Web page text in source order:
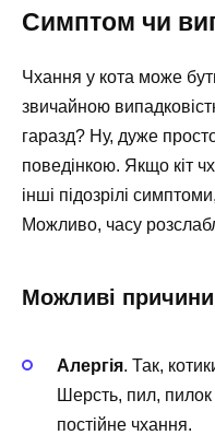
Симптом чи
Чхання у кота може
звичайною
гаразд? Ну, дуже
поведінкою. Якщо кіт
інші підозрілі
Можливо, часу
Можливі
Алергія. Так,
Шерсть, пил,
постійне чхання.